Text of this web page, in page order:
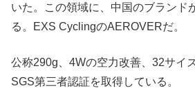
いた。この領域に、中国のブランド
る。EXS CyclingのAEROVERだ。
公称290g、4Wの空力改善、32サイ
SGS第三者認証を取得している。